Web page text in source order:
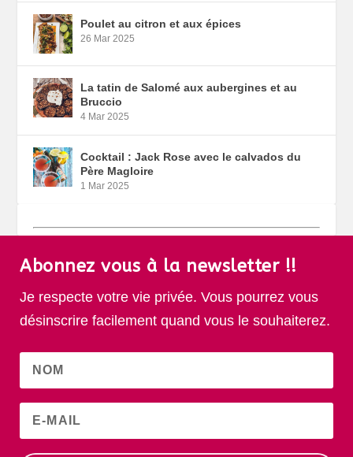
Poulet au citron et aux épices
26 Mar 2025
La tatin de Salomé aux aubergines et au
Bruccio
4 Mar 2025
Cocktail : Jack Rose avec le calvados du
Père Magloire
1 Mar 2025
Abonnez vous à la newsletter !!
Je respecte votre vie privée. Vous pourrez vous
désinscrire facilement quand vous le souhaiterez.